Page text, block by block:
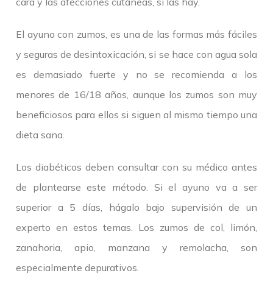
El ayuno con zumos, es una de las formas más fáciles
y seguras de desintoxicación, si se hace con agua sola
es demasiado fuerte y no se recomienda a los
menores de 16/18 años, aunque los zumos son muy
beneficiosos para ellos si siguen al mismo tiempo una
dieta sana.
Los diabéticos deben consultar con su médico antes
de plantearse este método. Si el ayuno va a ser
superior a 5 días, hágalo bajo supervisión de un
experto en estos temas. Los zumos de col, limón,
zanahoria, apio, manzana y remolacha, son
especialmente depurativos.